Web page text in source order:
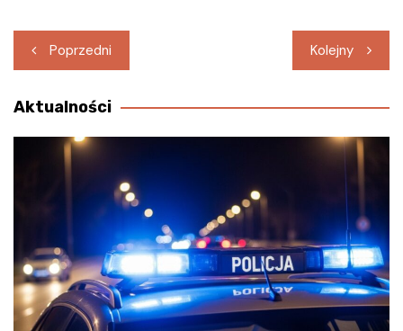
Nawigacja
wpisu
Poprzedni Kolejny
Aktualności